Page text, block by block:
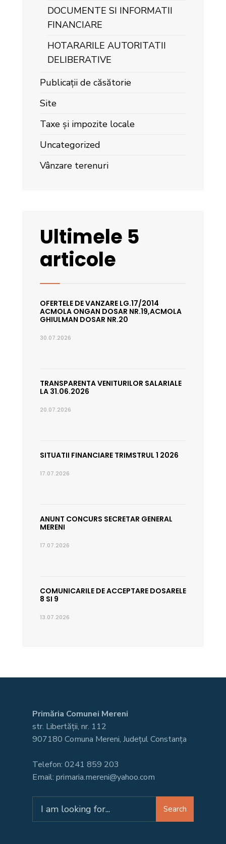
DOCUMENTE SI INFORMATII
FINANCIARE
HOTARARILE AUTORITATII
DELIBERATIVE
Publicații de căsătorie
Site
Taxe și impozite locale
Uncategorized
Vânzare terenuri
Ultimele 5
articole
OFERTELE DE VANZARE LG.17/2014
ACMOLA ONGAN DOSAR NR.19,ACMOLA
GHIULMAN DOSAR NR.20
30.07.2026
TRANSPARENTA VENITURILOR SALARIALE
LA 31.06.2026
20.07.2026
SITUATII FINANCIARE TRIMSTRUL 1 2026
17.07.2026
ANUNT CONCURS SECRETAR GENERAL
MERENI
17.07.2026
COMUNICARILE DE ACCEPTARE DOSARELE
8 SI 9
13.07.2026
Primăria Comunei Mereni
str. Libertății, nr. 112
907180 Comuna Mereni, Județul Constanța
Telefon: 0241 859 203
Email: primaria.mereni@yahoo.com
for:
Search